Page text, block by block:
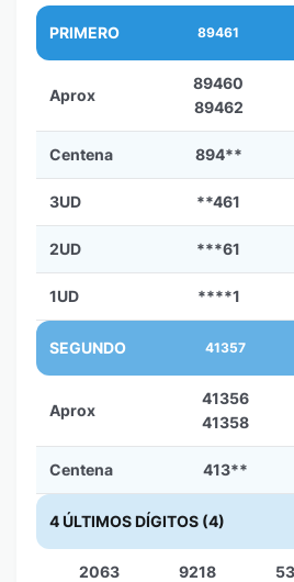
PRIMERO 89461
Aprox
89460
89462
Centena 894**
3UD **461
2UD ***61
1UD ****1
SEGUNDO 41357
Aprox
41356
41358
Centena 413**
4 ÚLTIMOS DÍGITOS (4)
2063 9218